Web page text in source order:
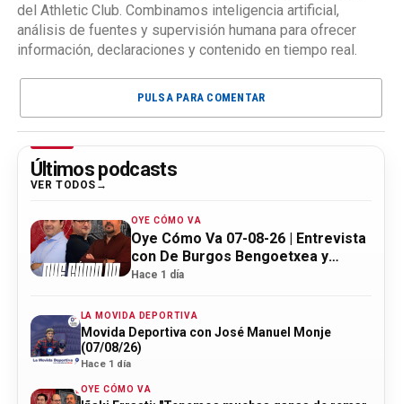
del Athletic Club. Combinamos inteligencia artificial,
análisis de fuentes y supervisión humana para ofrecer
información, declaraciones y contenido en tiempo real.
PULSA PARA COMENTAR
Últimos podcasts
VER TODOS
OYE CÓMO VA
Oye Cómo Va 07-08-26 | Entrevista
con De Burgos Bengoetxea y
actualidad Athletic
Hace 1 día
LA MOVIDA DEPORTIVA
Movida Deportiva con José Manuel Monje
(07/08/26)
Hace 1 día
OYE CÓMO VA